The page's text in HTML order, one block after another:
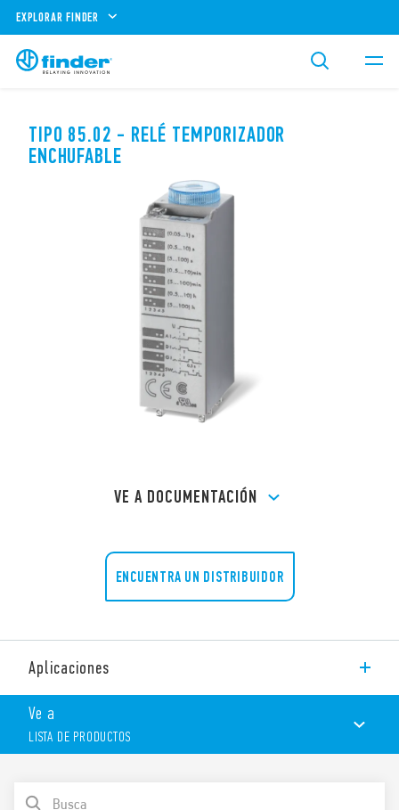
EXPLORAR FINDER
TIPO 85.02 - RELÉ TEMPORIZADOR
ENCHUFABLE
VE A DOCUMENTACIÓN
ENCUENTRA UN DISTRIBUIDOR
Aplicaciones
Cuadros de mando, distribución
Ve a
LISTA DE PRODUCTOS
LISTA DE PRODUCTOS